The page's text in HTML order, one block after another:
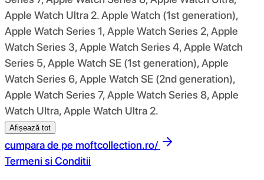
Apple Watch Ultra 2. Apple Watch (1st generation),
Apple Watch Series 1, Apple Watch Series 2, Apple
Watch Series 3, Apple Watch Series 4, Apple Watch
Series 5, Apple Watch SE (1st generation), Apple
Watch Series 6, Apple Watch SE (2nd generation),
Apple Watch Series 7, Apple Watch Series 8, Apple
Watch Ultra, Apple Watch Ultra 2.
Afișează tot
cumpara de pe moftcollection.ro/
Termeni si Conditii